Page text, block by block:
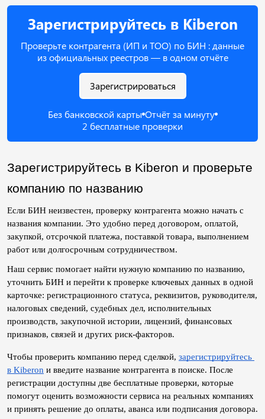
Зарегистрируйтесь в Kiberon
Проверьте контрагента (ИП и ТОО) по БИН : данные
из официальных реестров — в одном отчёте
Зарегистрироваться
Без банковской карты Отчёт за минуту
2 бесплатные проверки
Зарегистрируйтесь в Kiberon и проверьте
компанию по названию
Если БИН неизвестен, проверку контрагента можно начать с
названия компании. Это удобно перед договором, оплатой,
закупкой, отсрочкой платежа, поставкой товара, выполнением
работ или долгосрочным сотрудничеством.
Наш сервис помогает найти нужную компанию по названию,
уточнить БИН и перейти к проверке ключевых данных в одной
карточке: регистрационного статуса, реквизитов, руководителя,
налоговых сведений, судебных дел, исполнительных
производств, закупочной истории, лицензий, финансовых
признаков, связей и других риск-факторов.
Чтобы проверить компанию перед сделкой, зарегистрируйтесь
в Kiberon и введите название контрагента в поиске. После
регистрации доступны две бесплатные проверки, которые
помогут оценить возможности сервиса на реальных компаниях
и принять решение до оплаты, аванса или подписания договора.